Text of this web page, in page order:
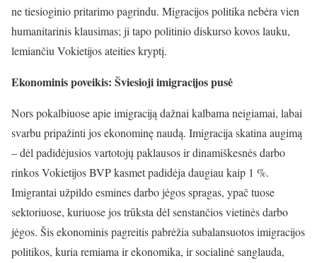
ne tiesioginio pritarimo pagrindu. Migracijos politika nebėra vien
humanitarinis klausimas; ji tapo politinio diskurso kovos lauku,
lemiančiu Vokietijos ateities kryptį.
Ekonominis poveikis: Šviesioji imigracijos pusė
Nors pokalbiuose apie imigraciją dažnai kalbama neigiamai, labai
svarbu pripažinti jos ekonominę naudą. Imigracija skatina augimą
– dėl padidėjusios vartotojų paklausos ir dinamiškesnės darbo
rinkos Vokietijos BVP kasmet padidėja daugiau kaip 1 %.
Imigrantai užpildo esmines darbo jėgos spragas, ypač tuose
sektoriuose, kuriuose jos trūksta dėl senstančios vietinės darbo
jėgos. Šis ekonominis pagreitis pabrėžia subalansuotos imigracijos
politikos, kuria remiama ir ekonomika, ir socialinė sanglauda,